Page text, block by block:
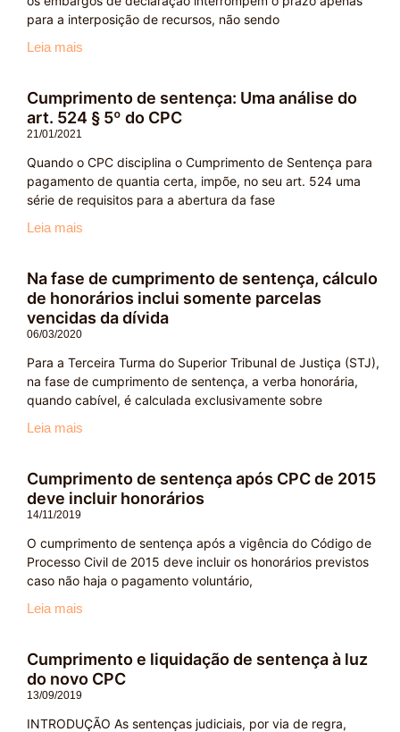
para a interposição de recursos, não sendo
Leia mais
Cumprimento de sentença: Uma análise do
art. 524 § 5º do CPC
21/01/2021
Quando o CPC disciplina o Cumprimento de Sentença para
pagamento de quantia certa, impõe, no seu art. 524 uma
série de requisitos para a abertura da fase
Leia mais
Na fase de cumprimento de sentença, cálculo
de honorários inclui somente parcelas
vencidas da dívida
06/03/2020
Para a Terceira Turma do Superior Tribunal de Justiça (STJ),
na fase de cumprimento de sentença, a verba honorária,
quando cabível, é calculada exclusivamente sobre
Leia mais
Cumprimento de sentença após CPC de 2015
deve incluir honorários
14/11/2019
O cumprimento de sentença após a vigência do Código de
Processo Civil de 2015 deve incluir os honorários previstos
caso não haja o pagamento voluntário,
Leia mais
Cumprimento e liquidação de sentença à luz
do novo CPC
13/09/2019
INTRODUÇÃO As sentenças judiciais, por via de regra,